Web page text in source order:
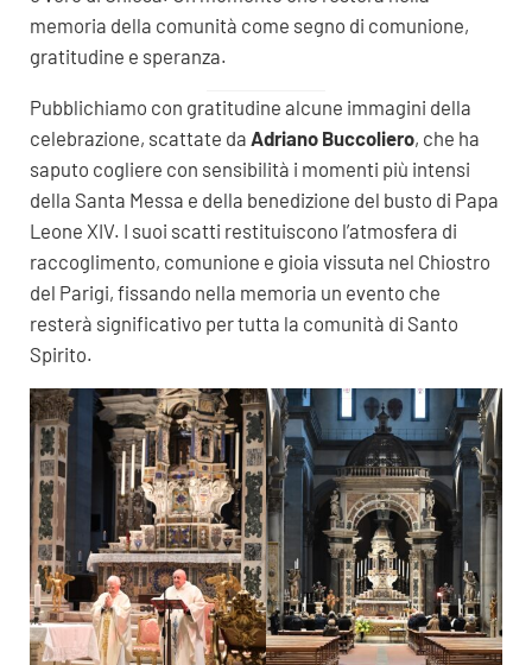
memoria della comunità come segno di comunione,
gratitudine e speranza.
Pubblichiamo con gratitudine alcune immagini della
celebrazione, scattate da Adriano Buccoliero, che ha
saputo cogliere con sensibilità i momenti più intensi
della Santa Messa e della benedizione del busto di Papa
Leone XIV. I suoi scatti restituiscono l’atmosfera di
raccoglimento, comunione e gioia vissuta nel Chiostro
del Parigi, fissando nella memoria un evento che
resterà significativo per tutta la comunità di Santo
Spirito.